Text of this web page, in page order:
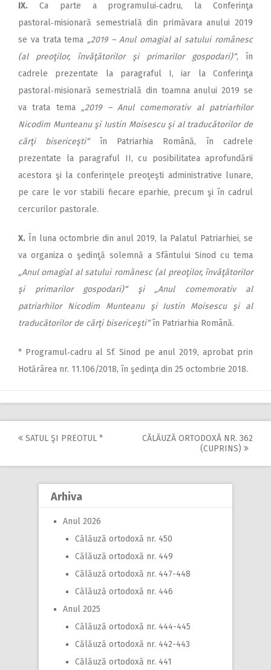
IX. Ca parte a programului‑cadru, la Conferinţa
pastoral‑misionară semestrială din primăvara anului 2019
se va trata tema „2019 – Anul omagial al satului românesc
(al preoţilor, învăţătorilor şi primarilor gospodari)“, în
cadrele prezentate la paragraful I, iar la Conferinţa
pastoral‑misionară semestrială din toamna anului 2019 se
va trata tema „2019 – Anul comemorativ al patriarhilor
Nicodim Munteanu şi Iustin Moisescu şi al traducătorilor de
cărţi bisericeşti“ în Patriarhia Română, în cadrele
prezentate la paragraful II, cu posibilitatea aprofundării
acestora şi la conferinţele preoţeşti administrative lunare,
pe care le vor stabili fiecare eparhie, precum şi în cadrul
cercurilor pastorale.
X. În luna octombrie din anul 2019, la Palatul Patriarhiei, se
va organiza o şedinţă solemnă a Sfântului Sinod cu tema
„Anul omagial al satului românesc (al preoţilor, învăţătorilor
şi primarilor gospodari)“ şi „Anul comemorativ al
patriarhilor Nicodim Munteanu şi Iustin Moisescu şi al
traducătorilor de cărţi bisericeşti“în Patriarhia Română.
* Programul‑cadru al Sf. Sinod pe anul 2019, aprobat prin
Hotărârea nr. 11.106/2018, în şedinţa din 25 octombrie 2018.
navigation
SATUL ŞI PREOTUL *
CĂLĂUZĂ ORTODOXĂ NR. 362
(CUPRINS)
Arhiva
Anul 2026
Călăuză ortodoxă nr. 450
Călăuză ortodoxă nr. 449
Călăuză ortodoxă nr. 447-448
Călăuză ortodoxă nr. 446
Anul 2025
Călăuză ortodoxă nr. 444-445
Călăuză ortodoxă nr. 442-443
Călăuză ortodoxă nr. 441